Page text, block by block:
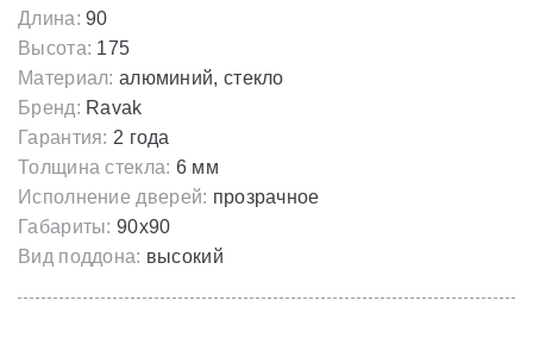
Длина: 90
Высота: 175
Материал: алюминий, стекло
Бренд: Ravak
Гарантия: 2 года
Толщина стекла: 6 мм
Исполнение дверей: прозрачное
Габариты: 90х90
Вид поддона: высокий